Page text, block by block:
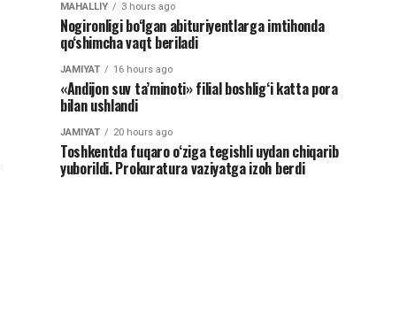
MAHALLIY 3 hours ago
Nogironligi bo‘lgan abituriyentlarga imtihonda
qo‘shimcha vaqt beriladi
JAMIYAT 16 hours ago
«Andijon suv ta’minoti» filial boshlig‘i katta pora
bilan ushlandi
JAMIYAT 20 hours ago
Toshkentda fuqaro o‘ziga tegishli uydan chiqarib
yuborildi. Prokuratura vaziyatga izoh berdi